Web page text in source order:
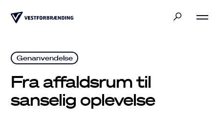
Privat
Erhverv
Bliv klogere
Genanvendelse
Fra affaldsrum til
sanselig oplevelse